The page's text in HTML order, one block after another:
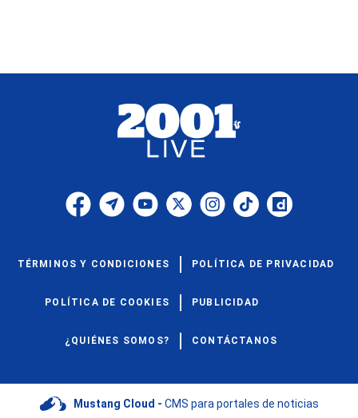
TÉRMINOS Y CONDICIONES POLÍTICA DE PRIVACIDAD
POLÍTICA DE COOKIES PUBLICIDAD
¿QUIÉNES SOMOS? CONTÁCTANOS
Mustang Cloud - CMS para portales de noticias